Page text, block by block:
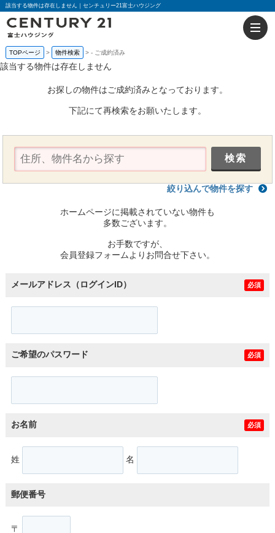
該当する物件は存在しません｜センチュリー21富士ハウジング
TOPページ 物件検索 - ご成約済み
該当する物件は存在しません
お探しの物件はご成約済みとなっております。
下記にて再検索をお願いたします。
絞り込んで物件を探す
ホームページに掲載されていない物件も
多数ございます。
お手数ですが、
会員登録フォームよりお問合せ下さい。
メールアドレス（ログインID） 必須
ご希望のパスワード 必須
お名前 必須
姓 名
郵便番号
〒